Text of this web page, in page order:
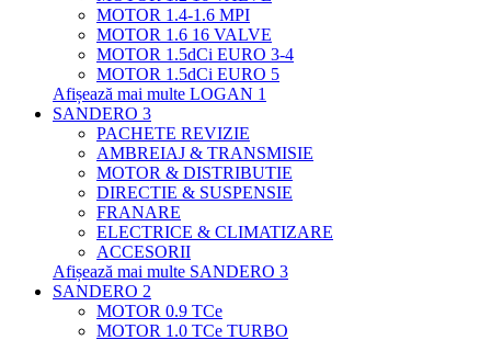
MOTOR 1.4-1.6 MPI
MOTOR 1.6 16 VALVE
MOTOR 1.5dCi EURO 3-4
MOTOR 1.5dCi EURO 5
Afișează mai multe LOGAN 1
SANDERO 3
PACHETE REVIZIE
AMBREIAJ & TRANSMISIE
MOTOR & DISTRIBUTIE
DIRECTIE & SUSPENSIE
FRANARE
ELECTRICE & CLIMATIZARE
ACCESORII
Afișează mai multe SANDERO 3
SANDERO 2
MOTOR 0.9 TCe
MOTOR 1.0 TCe TURBO